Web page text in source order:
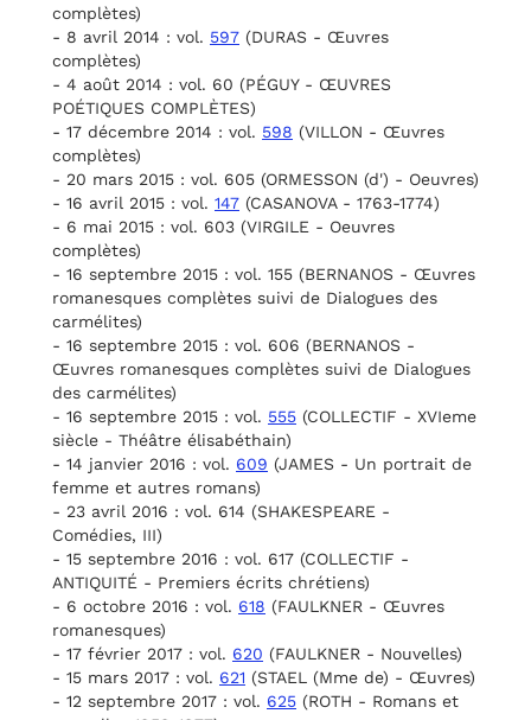
complètes)
- 8 avril 2014 : vol. 597 (DURAS - Œuvres
complètes)
- 4 août 2014 : vol. 60 (PÉGUY - ŒUVRES
POÉTIQUES COMPLÈTES)
- 17 décembre 2014 : vol. 598 (VILLON - Œuvres
complètes)
- 20 mars 2015 : vol. 605 (ORMESSON (d') - Oeuvres)
- 16 avril 2015 : vol. 147 (CASANOVA - 1763-1774)
- 6 mai 2015 : vol. 603 (VIRGILE - Oeuvres
complètes)
- 16 septembre 2015 : vol. 155 (BERNANOS - Œuvres
romanesques complètes suivi de Dialogues des
carmélites)
- 16 septembre 2015 : vol. 606 (BERNANOS -
Œuvres romanesques complètes suivi de Dialogues
des carmélites)
- 16 septembre 2015 : vol. 555 (COLLECTIF - XVIeme
siècle - Théâtre élisabéthain)
- 14 janvier 2016 : vol. 609 (JAMES - Un portrait de
femme et autres romans)
- 23 avril 2016 : vol. 614 (SHAKESPEARE -
Comédies, III)
- 15 septembre 2016 : vol. 617 (COLLECTIF -
ANTIQUITÉ - Premiers écrits chrétiens)
- 6 octobre 2016 : vol. 618 (FAULKNER - Œuvres
romanesques)
- 17 février 2017 : vol. 620 (FAULKNER - Nouvelles)
- 15 mars 2017 : vol. 621 (STAEL (Mme de) - Œuvres)
- 12 septembre 2017 : vol. 625 (ROTH - Romans et